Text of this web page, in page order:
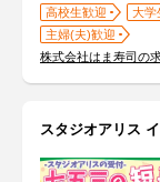
高校生歓迎 大学
主婦(夫)歓迎
株式会社はま寿司の
スタジオアリス